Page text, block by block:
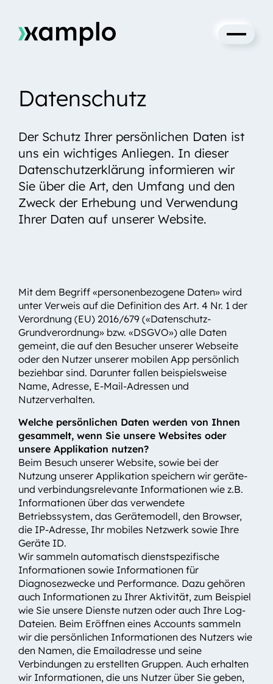
Datenschutz
Der Schutz Ihrer persönlichen Daten ist
uns ein wichtiges Anliegen. In dieser
Datenschutzerklärung informieren wir
Sie über die Art, den Umfang und den
Zweck der Erhebung und Verwendung
Ihrer Daten auf unserer Website.
Mit dem Begriff «personenbezogene Daten» wird
unter Verweis auf die Definition des Art. 4 Nr. 1 der
Verordnung (EU) 2016/679 («Datenschutz-
Grundverordnung» bzw. «DSGVO») alle Daten
gemeint, die auf den Besucher unserer Webseite
oder den Nutzer unserer mobilen App persönlich
beziehbar sind. Darunter fallen beispielsweise
Name, Adresse, E-Mail-Adressen und
Nutzerverhalten.
Welche persönlichen Daten werden von Ihnen
gesammelt, wenn Sie unsere Websites oder
unsere Applikation nutzen?
Beim Besuch unserer Website, sowie bei der
Nutzung unserer Applikation speichern wir geräte-
und verbindungsrelevante Informationen wie z.B.
Informationen über das verwendete
Betriebssystem, das Gerätemodell, den Browser,
die IP-Adresse, Ihr mobiles Netzwerk sowie Ihre
Geräte ID.
Wir sammeln automatisch dienstspezifische
Informationen sowie Informationen für
Diagnosezwecke und Performance. Dazu gehören
auch Informationen zu Ihrer Aktivität, zum Beispiel
wie Sie unsere Dienste nutzen oder auch Ihre Log-
Dateien. Beim Eröffnen eines Accounts sammeln
wir die persönlichen Informationen des Nutzers wie
den Namen, die Emailadresse und seine
Verbindungen zu erstellten Gruppen. Auch erhalten
wir Informationen, die uns Nutzer über Sie geben,
Ihre Projektanfrage
Services
Produkte
Academy
xamplo
Kontakt